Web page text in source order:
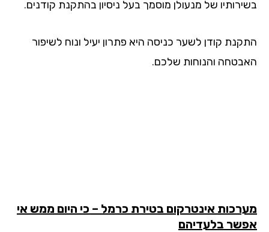
של מנעולן מוסמך בעל ניסיון בהתקנת קודנים.
קודן לשער כניסה היא פתרון יעיל ונוח לשיפור
והנוחות שלכם.
אינטרקום בטירת כרמל – כי היום ממש אי
בלעדיהם